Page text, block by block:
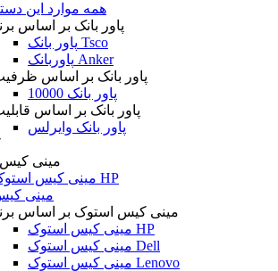
همه موارد این
پاور بانک بر اساس
پاور بانک Tsco
پاوربانک Anker
پاور بانک بر اساس
پاور بانک 10000
پاور بانک بر اساس
پاور بانک وایرلس
مینی
مینی کیس استوک HP
مینی
مینی کیس استوک بر اساس
مینی کیس استوک HP
مینی کیس استوک Dell
مینی کیس استوک Lenovo